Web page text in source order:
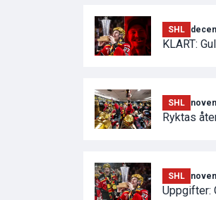
SHL
KLART:
SHL
Ryktas
SHL
Uppgifter: